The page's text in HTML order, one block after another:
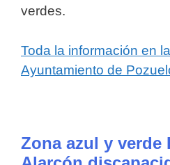
verdes.
Toda la información en
Ayuntamiento de
Zona azul y verde